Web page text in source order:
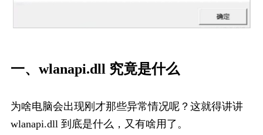
一、wlanapi.dll 究竟是什么
为啥电脑会出现刚才那些异常情况呢？这就得讲讲
wlanapi.dll 到底是什么，又有啥用了。